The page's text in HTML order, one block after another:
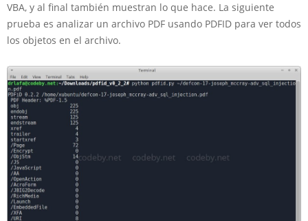
VBA, y al final también muestran lo que hace. La siguiente
prueba es analizar un archivo PDF usando PDFID para ver todos
los objetos en el archivo.